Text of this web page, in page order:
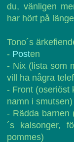
du, vänligen
har hört på
Tono´s
- Posten
- Nix (lista som
vill ha några
- Front (oseriöst
namn i smutsen)
- Rädda barnen
´s kalsonger,
pommes)